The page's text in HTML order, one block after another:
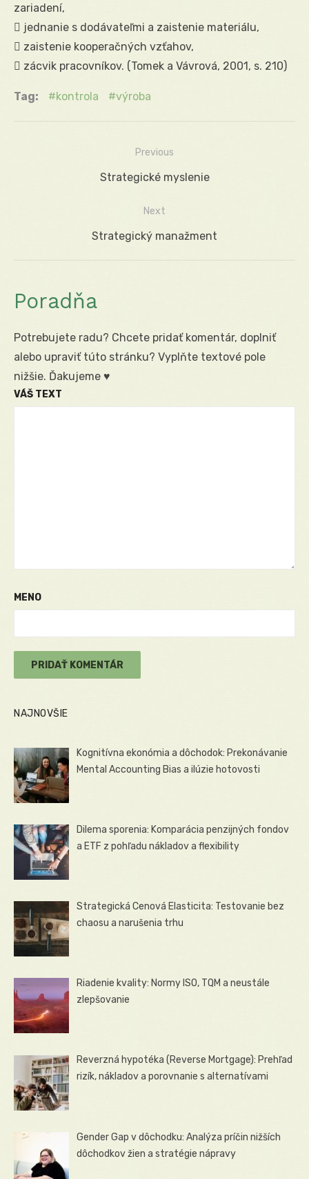
zariadení,
 jednanie s dodávateľmi a zaistenie materiálu,
 zaistenie kooperačných vzťahov,
 zácvik pracovníkov. (Tomek a Vávrová, 2001, s. 210)
Tag: kontrola výroba
Navigácia
Previous
Previous
Strategické myslenie
Next
Next
Strategický manažment
Poradňa
Potrebujete radu? Chcete pridať komentár, doplniť
alebo upraviť túto stránku? Vyplňte textové pole
nižšie. Ďakujeme ♥
VÁŠ TEXT
MENO
NAJNOVŠIE
Kognitívna ekonómia a dôchodok: Prekonávanie
Mental Accounting Bias a ilúzie hotovosti
Dilema sporenia: Komparácia penzijných fondov
a ETF z pohľadu nákladov a flexibility
Strategická Cenová Elasticita: Testovanie bez
chaosu a narušenia trhu
Riadenie kvality: Normy ISO, TQM a neustále
zlepšovanie
Reverzná hypotéka (Reverse Mortgage): Prehľad
rizík, nákladov a porovnanie s alternatívami
Gender Gap v dôchodku: Analýza príčin nižších
dôchodkov žien a stratégie nápravy